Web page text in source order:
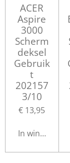
ACER
Aspire
3000
Scherm
deksel
Gebruik
t
202157
3/10
€ 13,95
In